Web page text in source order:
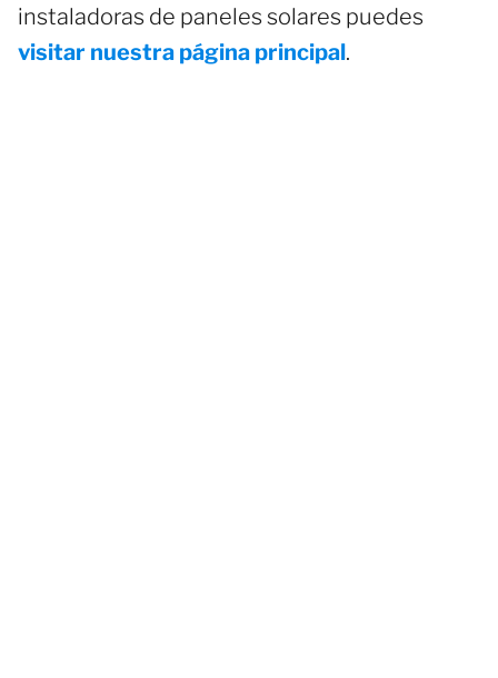
instaladoras de paneles solares puedes
visitar nuestra página principal.